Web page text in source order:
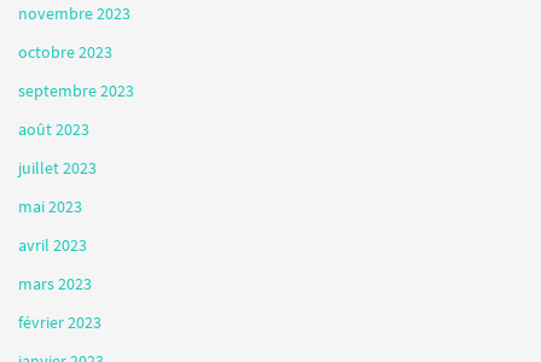
novembre 2023
octobre 2023
septembre 2023
août 2023
juillet 2023
mai 2023
avril 2023
mars 2023
février 2023